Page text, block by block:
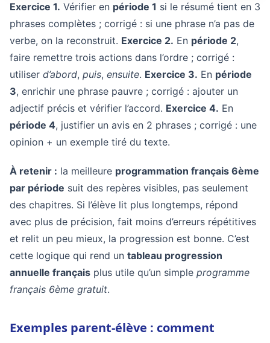
Exercice 1. Vérifier en période 1 si le résumé tient en 3
phrases complètes ; corrigé : si une phrase n’a pas de
verbe, on la reconstruit. Exercice 2. En période 2,
faire remettre trois actions dans l’ordre ; corrigé :
utiliser d’abord, puis, ensuite. Exercice 3. En période
3, enrichir une phrase pauvre ; corrigé : ajouter un
adjectif précis et vérifier l’accord. Exercice 4. En
période 4, justifier un avis en 2 phrases ; corrigé : une
opinion + un exemple tiré du texte.
À retenir : la meilleure programmation français 6ème
par période suit des repères visibles, pas seulement
des chapitres. Si l’élève lit plus longtemps, répond
avec plus de précision, fait moins d’erreurs répétitives
et relit un peu mieux, la progression est bonne. C’est
cette logique qui rend un tableau progression
annuelle français plus utile qu’un simple programme
français 6ème gratuit.
Exemples parent-élève : comment